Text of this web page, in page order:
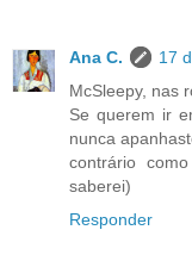
Ana C.
17
McSleepy, nas
Se querem ir
nunca
contrário
saberei)
Responder